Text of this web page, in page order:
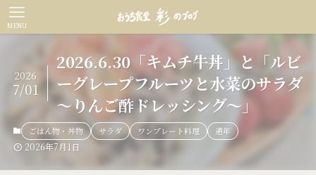
MENU
2026.6.30「キムチ牛丼」と「ルビ
ーグレープフルーツと水菜のサラダ
～りんご酢ドレッシング～」
2026
7/01
ごはん物・丼物 サラダ ワンプレート料理 通年
2026年7月1日